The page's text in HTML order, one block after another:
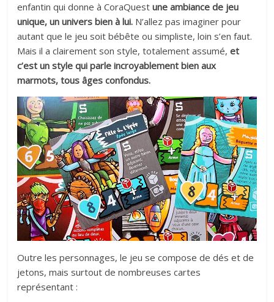
enfantin qui donne à CoraQuestune ambiance de jeu
unique, un univers bien à lui. N’allez pas imaginer pour
autant que le jeu soit bébête ou simpliste, loin s’en faut.
Mais il a clairement son style, totalement assumé,et
c’est un style qui parle incroyablement bien aux
marmots, tous âges confondus.
Outre les personnages, le jeu se compose de dés et de
jetons, mais surtout de nombreuses cartes
représentant :